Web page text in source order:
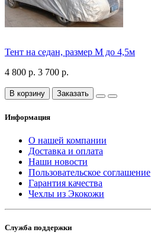
Тент на седан, размер М до 4,5м
4 800 р. 3 700 р.
В корзину Заказать
Информация
О нашей компании
Доставка и оплата
Наши новости
Пользовательское соглашение
Гарантия качества
Чехлы из Экокожи
Служба поддержки